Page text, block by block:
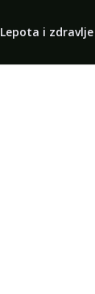
Lepota i zdravlje